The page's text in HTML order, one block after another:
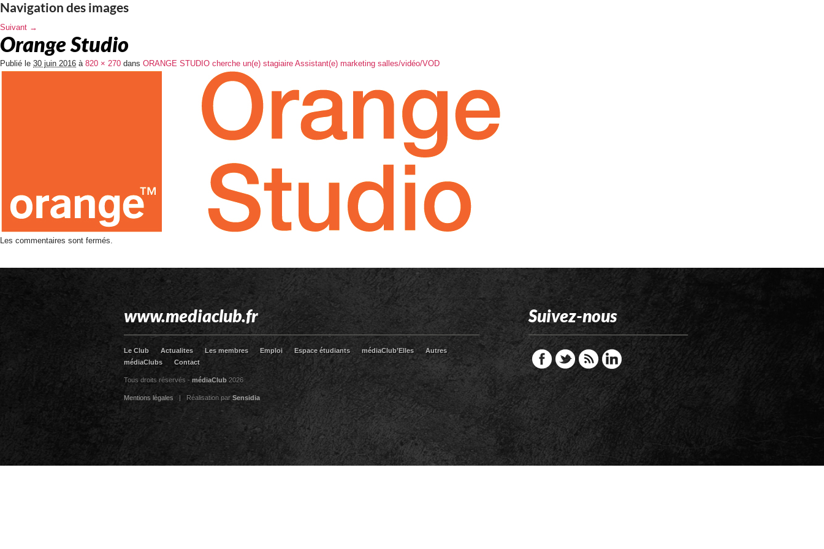
Navigation des images
Suivant →
Orange Studio
Publié le 30 juin 2016 à 820 × 270 dans ORANGE STUDIO cherche un(e) stagiaire Assistant(e) marketing salles/vidéo/VOD
Les commentaires sont fermés.
www.mediaclub.fr
Le Club Actualites Les membres Emploi Espace étudiants médiaClub’Elles
Autres
médiaClubs
Contact
Tous droits réservés - médiaClub 2026
Mentions légales | Réalisation par Sensidia
Suivez-nous
FacebookTwitter RSS LinkedIn